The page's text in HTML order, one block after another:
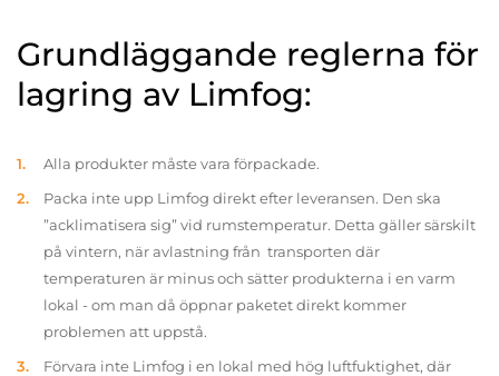
Grundläggande reglerna för
lagring av Limfog:
Alla produkter måste vara förpackade.
Packa inte upp Limfog direkt efter leveransen. Den ska
”acklimatisera sig” vid rumstemperatur. Detta gäller särskilt
på vintern, när avlastning från transporten där
temperaturen är minus och sätter produkterna i en varm
lokal - om man då öppnar paketet direkt kommer
problemen att uppstå.
Förvara inte Limfog i en lokal med hög luftfuktighet, där